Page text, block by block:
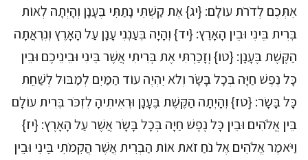
אִתְּכֶם לְדֹרֹת עוֹלָם: {יג} אֶת קַשְׁתִּי נָתַתִּי בֶּעָנָן וְהָיְתָה לְאוֹת
בְּרִית בֵּינִי וּבֵין הָאָרֶץ: {יד} וְהָיָה בְּעַנְנִי עָנָן עַל הָאָרֶץ וְנִרְאֲתָה
הַקֶּשֶׁת בֶּעָנָן: {טו} וְזָכַרְתִּי אֶת בְּרִיתִי אֲשֶׁר בֵּינִי וּבֵינֵיכֶם וּבֵין
כָּל נֶפֶשׁ חַיָּה בְּכָל בָּשָׂר וְלֹא יִהְיֶה עוֹד הַמַּיִם לְמַבּוּל לְשַׁחֵת
כָּל בָּשָׂר: {טז} וְהָיְתָה הַקֶּשֶׁת בֶּעָנָן וּרְאִיתִיהָ לִזְכֹּר בְּרִית עוֹלָם
בֵּין אֱלֹהִים וּבֵין כָּל נֶפֶשׁ חַיָּה בְּכָל בָּשָׂר אֲשֶׁר עַל הָאָרֶץ: {יז}
וַיֹּאמֶר אֱלֹהִים אֶל נֹחַ זֹאת אוֹת הַבְּרִית אֲשֶׁר הֲקִמֹתִי בֵּינִי וּבֵין